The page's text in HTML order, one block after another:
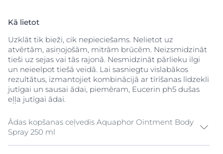
clinically proven to relieve very dry skin. Skin is visibly
regenerated, protected and repaired.
Kā lietot
Uzklāt tik bieži, cik nepieciešams. Nelietot uz
atvērtām, asiņojošām, mitrām brūcēm. Neizsmidzināt
tieši uz sejas vai tās rajonā. Nesmidzināt pārlieku ilgi
un neieelpot tiešā veidā. Lai sasniegtu vislabākos
rezultātus, izmantojiet kombinācijā ar tīrīšanas līdzekli
jutīgai un sausai ādai, piemēram, Eucerin ph5 dušas
eļļa jutīgai ādai.
Ādas kopšanas ceļvedis Aquaphor Ointment Body
Spray 250 ml